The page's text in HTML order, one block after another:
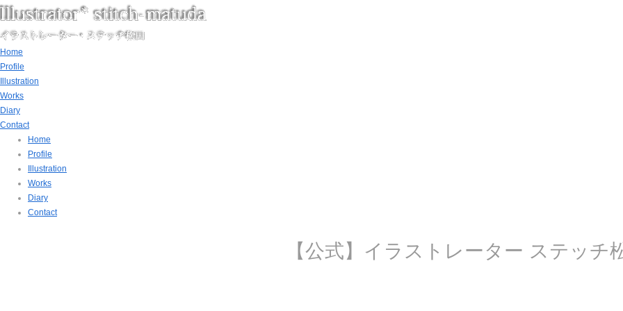
Home
Profile
Illustration
Works
Diary
Contact
Home
Profile
Illustration
Works
Diary
Contact
【公式】イラストレーター ステッチ